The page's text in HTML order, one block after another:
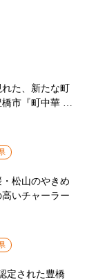
た、新たな町
市『町中華 丸
価格に驚愕！
松山のやきめ
いチャーラー
定された豊橋